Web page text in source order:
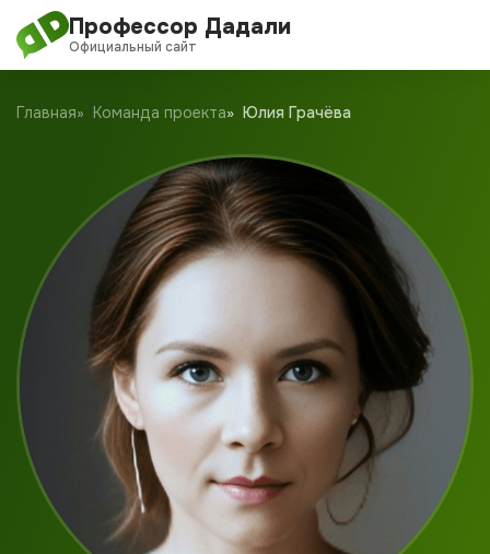
Профессор Дадали
Официальный сайт
О проекте
Дадали Чат
Клуб
Новости
Главная Команда проекта Юлия Грачёва